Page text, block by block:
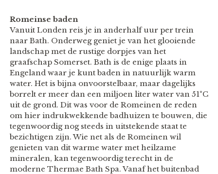
Romeinse baden
Vanuit Londen reis je in anderhalf uur per trein
naar Bath. Onderweg geniet je van het glooiende
landschap met de rustige dorpjes van het
graafschap Somerset. Bath is de enige plaats in
Engeland waar je kunt baden in natuurlijk warm
water. Het is bijna onvoorstelbaar, maar dagelijks
borrelt er meer dan een miljoen liter water van 51°C
uit de grond. Dit was voor de Romeinen de reden
om hier indrukwekkende badhuizen te bouwen, die
tegenwoordig nog steeds in uitstekende staat te
bezichtigen zijn. Wie net als de Romeinen wil
genieten van dit warme water met heilzame
mineralen, kan tegenwoordig terecht in de
moderne Thermae Bath Spa. Vanaf het buitenbad